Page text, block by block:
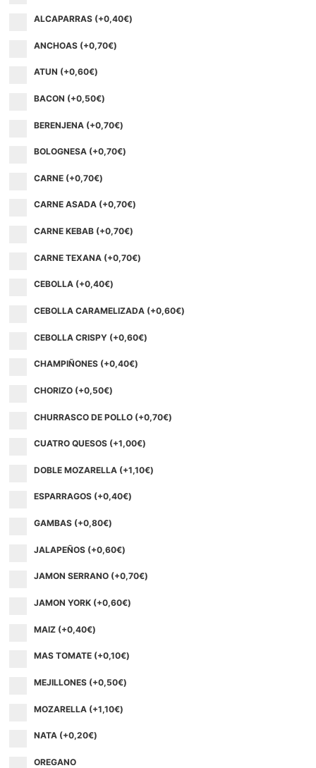
ALCAPARRAS (+0,40€)
ANCHOAS (+0,70€)
ATUN (+0,60€)
BACON (+0,50€)
BERENJENA (+0,70€)
BOLOGNESA (+0,70€)
CARNE (+0,70€)
CARNE ASADA (+0,70€)
CARNE KEBAB (+0,70€)
CARNE TEXANA (+0,70€)
CEBOLLA (+0,40€)
CEBOLLA CARAMELIZADA (+0,60€)
CEBOLLA CRISPY (+0,60€)
CHAMPIÑONES (+0,40€)
CHORIZO (+0,50€)
CHURRASCO DE POLLO (+0,70€)
CUATRO QUESOS (+1,00€)
DOBLE MOZARELLA (+1,10€)
ESPARRAGOS (+0,40€)
GAMBAS (+0,80€)
JALAPEÑOS (+0,60€)
JAMON SERRANO (+0,70€)
JAMON YORK (+0,60€)
MAIZ (+0,40€)
MAS TOMATE (+0,10€)
MEJILLONES (+0,50€)
MOZARELLA (+1,10€)
NATA (+0,20€)
OREGANO